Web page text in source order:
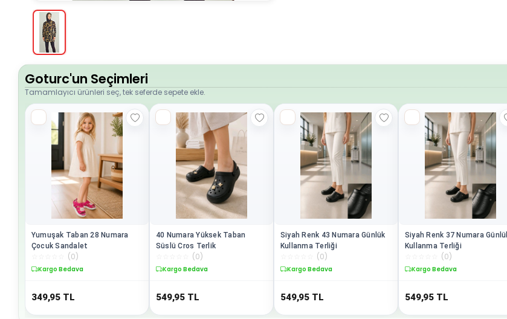
Goturc'un Seçimleri
Tamamlayıcı ürünleri seç, tek seferde sepete ekle.
Yumuşak Taban 28 Numara
Çocuk Sandalet
(0)
Kargo Bedava
349,95 TL
40 Numara Yüksek Taban
Süslü Cros Terlik
(0)
Kargo Bedava
549,95 TL
Siyah Renk 43 Numara Günlük
Kullanma Terliği
(0)
Kargo Bedava
549,95 TL
Siyah Renk 37 Numara
Kullanma Terliği
(0)
Kargo Bedava
549,95 TL